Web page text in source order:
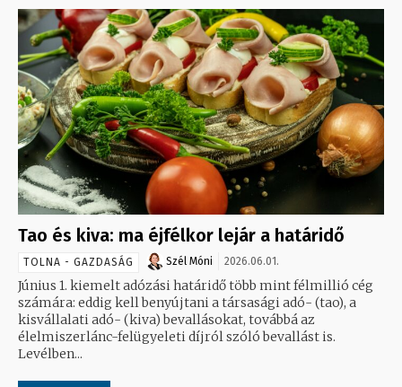
Tao és kiva: ma éjfélkor lejár a határidő
TOLNA - GAZDASÁG Szél Móni 2026.06.01.
Június 1. kiemelt adózási határidő több mint félmillió cég
számára: eddig kell benyújtani a társasági adó- (tao), a
kisvállalati adó- (kiva) bevallásokat, továbbá az
élelmiszerlánc-felügyeleti díjról szóló bevallást is.
Levélben...